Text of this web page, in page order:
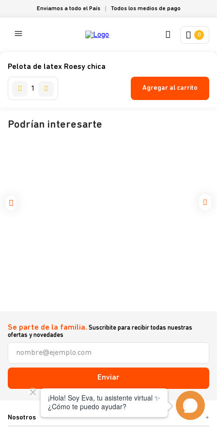
Enviamos a todo el País Todos los medios de pago
0
Pelota de latex Roesy chica
Agregar al carrito
Podrían interesarte
Se parte de la familia. Suscribite para recibir todas nuestras
ofertas y novedades
Enviar
Nosotros +